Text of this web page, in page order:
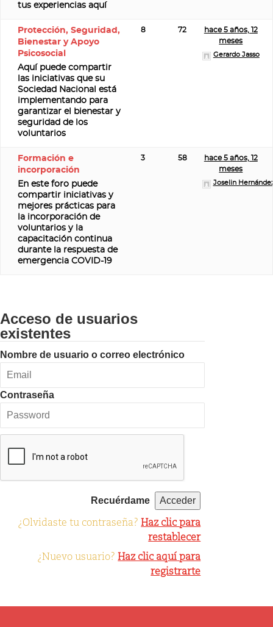
tus experiencias aquí
Protección, Seguridad,
Bienestar y Apoyo
Psicosocial
Aquí puede compartir
las iniciativas que su
Sociedad Nacional está
implementando para
garantizar el bienestar y
seguridad de los
voluntarios
8 72
hace 5 años, 12
meses
Gerardo Jasso
Formación e
incorporación
En este foro puede
compartir iniciativas y
mejores prácticas para
la incorporación de
voluntarios y la
capacitación continua
durante la respuesta de
emergencia COVID-19
3 58
hace 5 años, 12
meses
Joselin
Acceso de usuarios
existentes
Nombre de usuario o correo electrónico
Contraseña
Recuérdame
¿Olvidaste tu contraseña?Haz clic para
restablecer
¿Nuevo usuario?Haz clic aquí para
registrarte